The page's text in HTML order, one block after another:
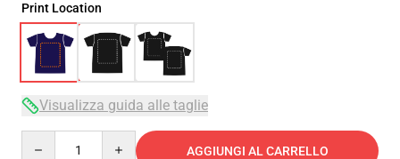
Print Location
Visualizza guida alle taglie
AGGIUNGI AL CARRELLO